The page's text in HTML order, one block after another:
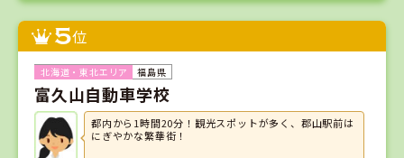
5位
福島県
富久山自動車学校
都内から1時間20分！観光スポットが多く、郡山駅前は
にぎやかな繁華街！